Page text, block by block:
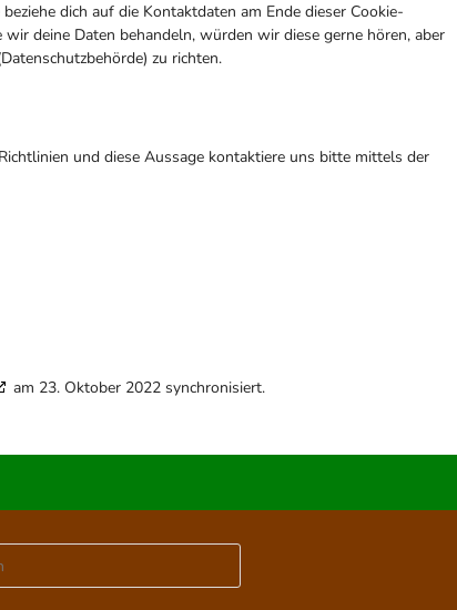
dich auf die Kontaktdaten am Ende dieser Cookie-
deine Daten behandeln, würden wir diese gerne hören, aber
zu richten.
und diese Aussage kontaktiere uns bitte mittels der
am 23. Oktober 2022 synchronisiert.
Press